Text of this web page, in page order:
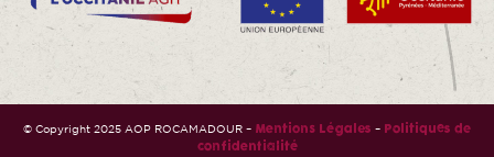
© Copyright 2025 AOP ROCAMADOUR – Mentions Légales – Politiques de
confidentialité